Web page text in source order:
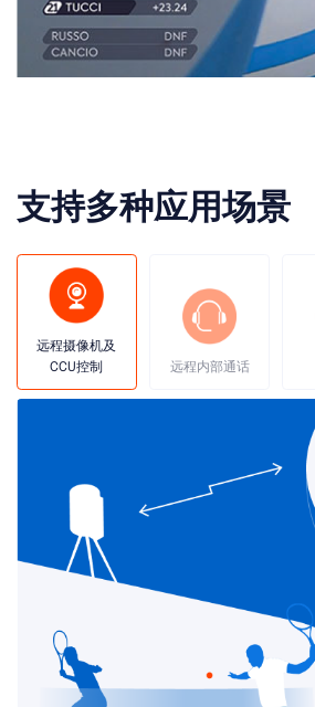
支持多种应用场景
远程摄像机及
CCU控制
远程内部通话